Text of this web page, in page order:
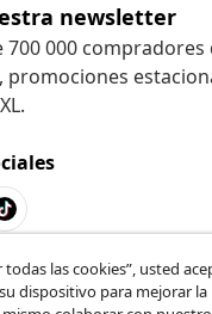
newsletter
700 000
promociones
de tu pedido.
todas las cookies”, usted
dispositivo para mejorar